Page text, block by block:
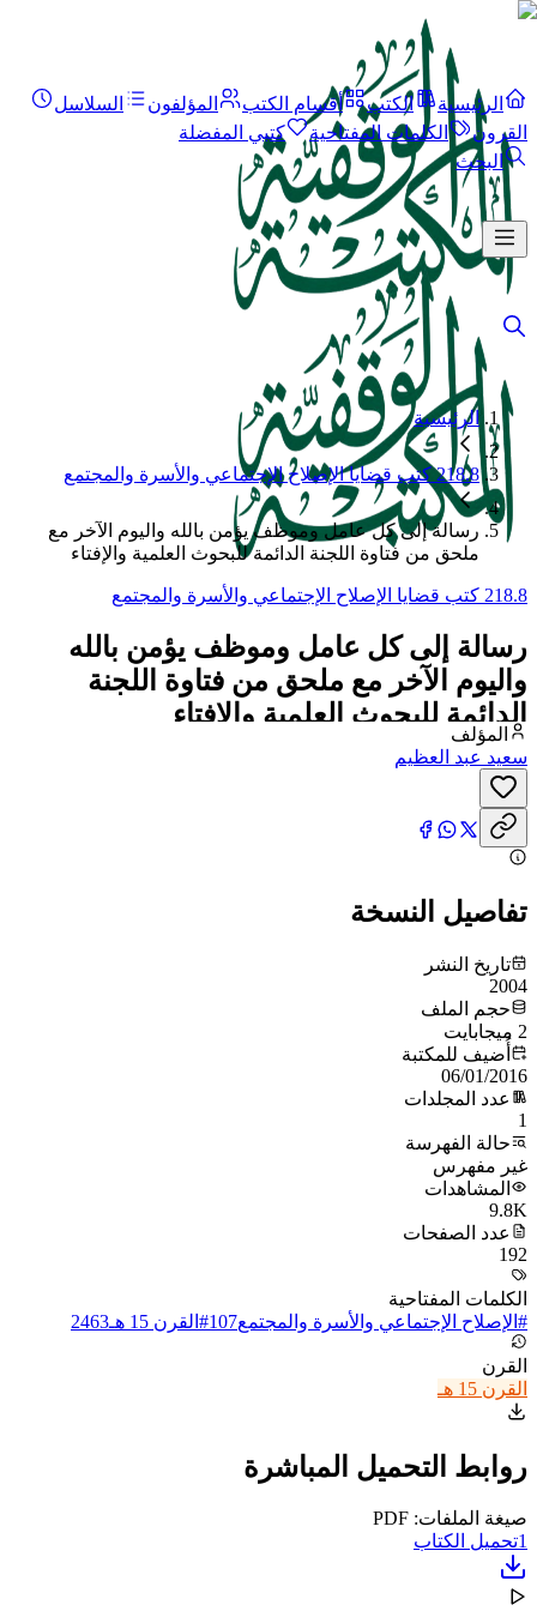
الرئيسية الكتب أقسام الكتب المؤلفون
السلاسل
القرون
الكلمات المفتاحية
كتبي المفضلة
البحث
الرئيسية
218.8 كتب قضايا الإصلاح الإجتماعي والأسرة والمجتمع
رسالة إلى كل عامل وموظف يؤمن بالله واليوم الآخر مع
ملحق من فتاوة اللجنة الدائمة للبحوث العلمية والإفتاء
218.8 كتب قضايا الإصلاح الإجتماعي والأسرة والمجتمع
رسالة إلى كل عامل وموظف يؤمن بالله
واليوم الآخر مع ملحق من فتاوة اللجنة
الدائمة للبحوث العلمية والإفتاء
المؤلف
سعيد عبد العظيم
تفاصيل النسخة
تاريخ النشر
2004
حجم الملف
2 ميجابايت
أُضيف للمكتبة
06/01/2016
عدد المجلدات
1
حالة الفهرسة
غير مفهرس
المشاهدات
9.8K
عدد الصفحات
192
الكلمات المفتاحية
# الإصلاح الإجتماعي والأسرة والمجتمع107
# القرن 15 هـ 2463
القرن
القرن 15 هـ
روابط التحميل المباشرة
صيغة الملفات: PDF
1تحميل الكتاب